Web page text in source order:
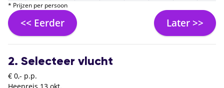
* Prijzen per persoon
<< Eerder Later >>
2. Selecteer vlucht
€ 0,- p.p.